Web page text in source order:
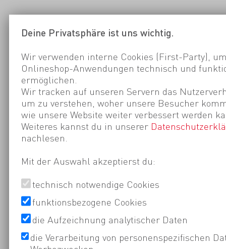
Deine Privatsphäre ist uns wichtig.
Wir verwenden interne Cookies (First-Party),
Onlineshop-Anwendungen technisch und
ermöglichen.
Wir tracken auf unseren Servern das
um zu verstehen, woher unsere Besucher
wie unsere Website weiter verbessert werden
Weiteres kannst du in unserer
nachlesen.
Mit der Auswahl akzeptierst du:
technisch notwendige Cookies
funktionsbezogene Cookies
die Aufzeichnung analytischer Daten
die Verarbeitung von personenspezifischen